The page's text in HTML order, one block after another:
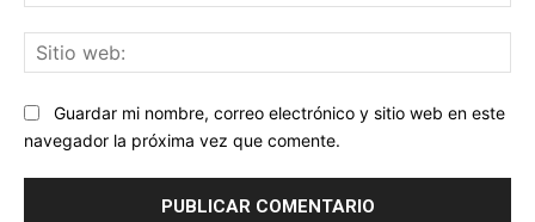
Guardar mi nombre, correo electrónico y sitio web en este
navegador la próxima vez que comente.